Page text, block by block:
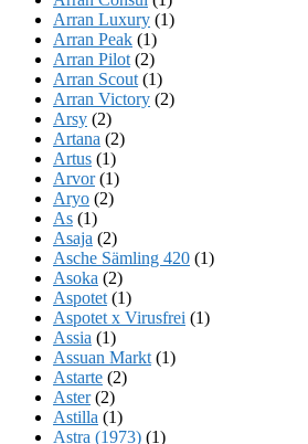
Arran Luxury (1)
Arran Peak (1)
Arran Pilot (2)
Arran Scout (1)
Arran Victory (2)
Arsy (2)
Artana (2)
Artus (1)
Arvor(1)
Aryo (2)
As (1)
Asaja (2)
Asche Sämling 420 (1)
Asoka (2)
Aspotet (1)
Aspotet x Virusfrei (1)
Assia (1)
Assuan Markt (1)
Astarte (2)
Aster(2)
Astilla (1)
Astra (1973) (1)